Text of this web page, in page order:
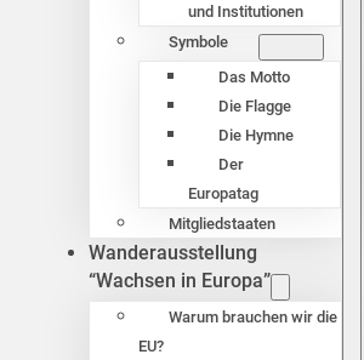
und Institutionen
Symbole
Das Motto
Die Flagge
Die Hymne
Der
Europatag
Mitgliedstaaten
Wanderausstellung
“Wachsen in Europa”
Warum brauchen wir die
EU?